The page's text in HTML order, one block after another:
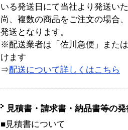
いる発送日にて当社より発送い
尚、複数の商品をご注文の場合
発送となります。
※配送業者は「佐川急便」また
けます
⇒配送について詳しくはこちら
見積書・請求書・納品書等の
■見積書について